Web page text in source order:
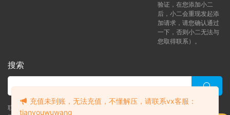
验证，在您添加小二
后，小二会重现发起添
加请求，请您确认通过
一下，否则小二无法与
您取得联系）。
搜索
联系客服 (添加后告诉客服-来自熊人族咨询问题)
充值未到账，无法充值，不懂解压，请联系vx客服：
tianyouwuwang